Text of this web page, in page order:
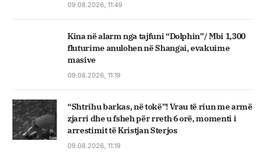
09.08.2026, 11:49
Kina në alarm nga tajfuni “Dolphin”/ Mbi 1,300
fluturime anulohen në Shangai, evakuime
masive
09.08.2026, 11:19
“Shtrihu barkas, në tokë”! Vrau të riun me armë
zjarri dhe u fsheh për rreth 6 orë, momenti i
arrestimit të Kristjan Sterjos
09.08.2026, 11:19